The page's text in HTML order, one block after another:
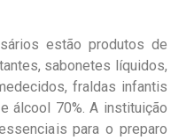
estão produtos de
sabonetes líquidos,
fraldas infantis
álcool 70%. A instituição
para o preparo